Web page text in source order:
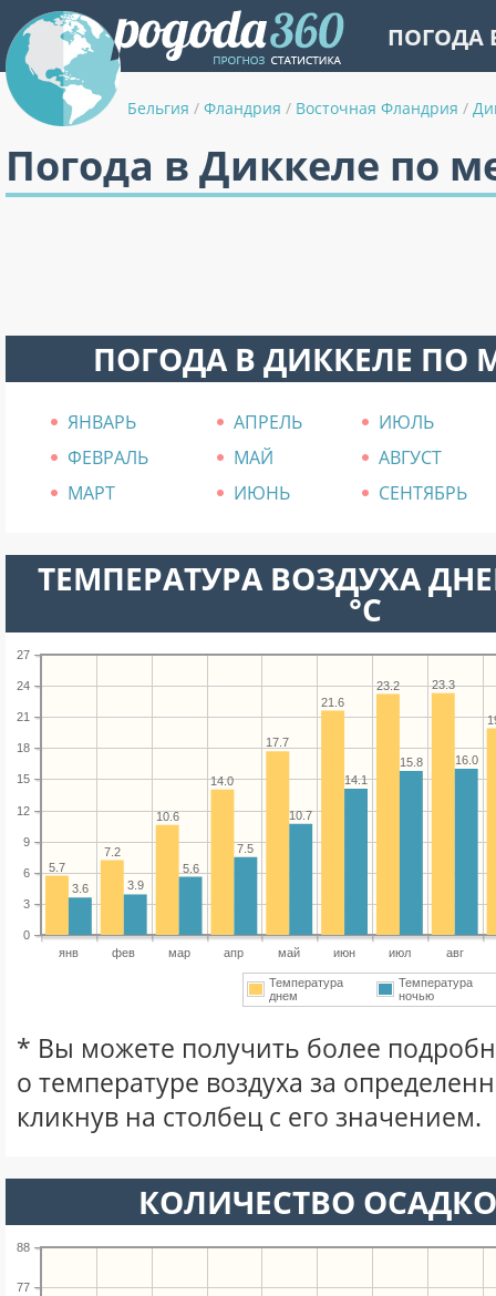
ПОГОДА
Бельгия / Фландрия / Восточная Фландрия /
Погода в Диккеле по
ПОГОДА В ДИККЕЛЕ ПО
ЯНВАРЬ АПРЕЛЬ
ИЮЛЬ
ФЕВРАЛЬ
МАЙ
АВГУСТ
МАРТ
ИЮНЬ СЕНТЯБРЬ
ТЕМПЕРАТУРА ВОЗДУХА
°C
янв фев мар апр май июн июл авг
0
3
6
9
12
15
18
21
24
27
23.3
23.2
21.6
17.7
14.0
10.6
7.2
5.7
16.0
15.8
14.1
10.7
7.5
5.6
3.9
3.6
Температура
днем
Температура
ночью
* Вы можете получить более
о температуре воздуха за
кликнув на столбец с его значением.
КОЛИЧЕСТВО
77
88